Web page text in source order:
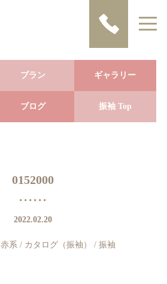
プラン ギャラリー
ブログ 振袖 Top
0152000
2022.02.20
赤系 / カタログ（振袖） / 振袖